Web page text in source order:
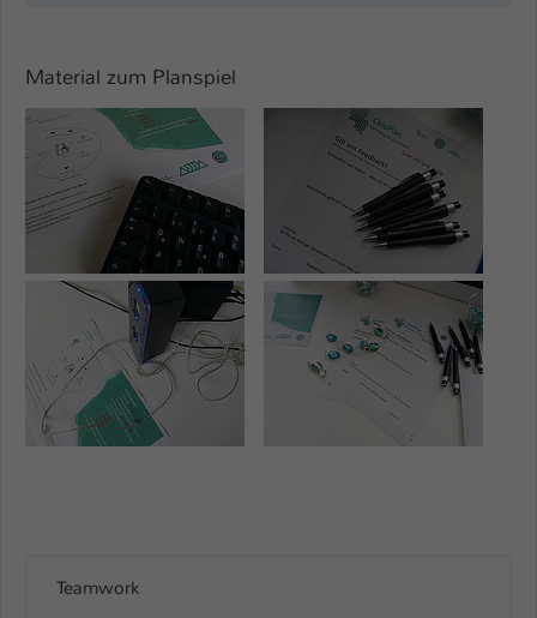
Material zum Planspiel
Show larger version Show larger version
Show larger version Show larger version
Teamwork
wiedererkannt werden und es wird ihm
gewährt.
Name be_typo_user
Anbieter TYPO3
Laufzeit
Zweck
Dieser Cookie teilt der Webseite mit, ob
ein Besucher im Typo3-Backend
angemeldet ist und Rechte besitzt diese
zu verwalten.